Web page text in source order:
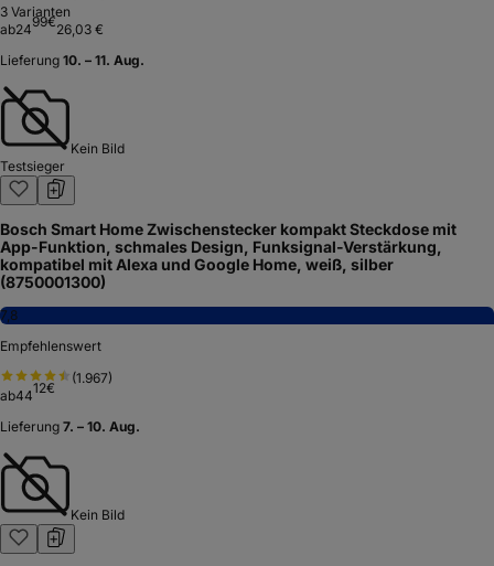
3 Varianten
ab2499€26,03 €
Lieferung 10. – 11. Aug.
Kein Bild
Testsieger
Bosch Smart Home Zwischenstecker kompakt Steckdose mit
App-Funktion, schmales Design, Funksignal-Verstärkung,
kompatibel mit Alexa und Google Home, weiß, silber
(8750001300)
7,8
Empfehlenswert
(1.967)
ab4412€
Lieferung 7. – 10. Aug.
Kein Bild